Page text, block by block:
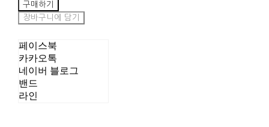
구매하기
장바구니에 담기
페이스북
카카오톡
네이버 블로그
밴드
라인